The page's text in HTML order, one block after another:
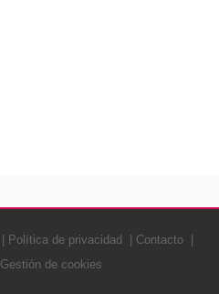
Política de privacidad
Contacto
Gestión de cookies